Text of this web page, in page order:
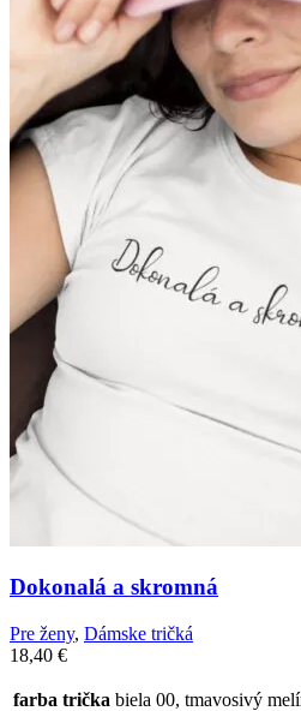
Dokonalá a skromná
Pre ženy, Dámske tričká
18,40 €
farba trička biela 00, tmavosivý